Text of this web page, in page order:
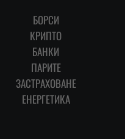
БОРСИ
КРИПТО
БАНКИ
ПАРИТЕ
ЗАСТРАХОВАНЕ
ЕНЕРГЕТИКА